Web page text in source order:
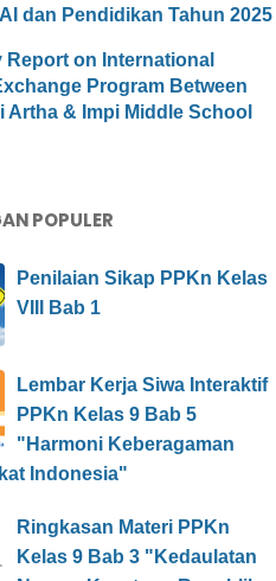
dan Pendidikan Tahun 2025
Report on International
Program Between
Artha & Impi Middle School
POPULER
Penilaian Sikap PPKn Kelas
VIII Bab 1
Lembar Kerja Siwa Interaktif
PPKn Kelas 9 Bab 5
"Harmoni Keberagaman
Indonesia"
Ringkasan Materi PPKn
Kelas 9 Bab 3 "Kedaulatan